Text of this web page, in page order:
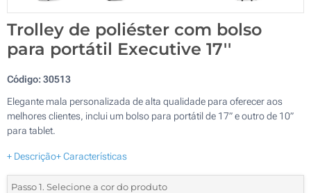
Trolley de poliéster com bolso
para portátil Executive 17''
Código:30513
Elegante mala personalizada de alta qualidade para oferecer aos
melhores clientes, inclui um bolso para portátil de 17” e outro de 10”
para tablet.
+ Descrição+ Características
Passo 1. Selecione a cor do produto